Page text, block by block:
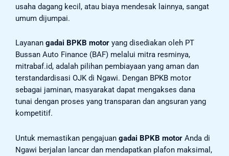
usaha dagang kecil, atau biaya mendesak lainnya, sangat
umum dijumpai.
Layanan gadai BPKB motor yang disediakan oleh PT
Bussan Auto Finance (BAF) melalui mitra resminya,
mitrabaf.id, adalah pilihan pembiayaan yang aman dan
terstandardisasi OJK di Ngawi. Dengan BPKB motor
sebagai jaminan, masyarakat dapat mengakses dana
tunai dengan proses yang transparan dan angsuran yang
kompetitif.
Untuk memastikan pengajuan gadai BPKB motor Anda di
Ngawi berjalan lancar dan mendapatkan plafon maksimal,